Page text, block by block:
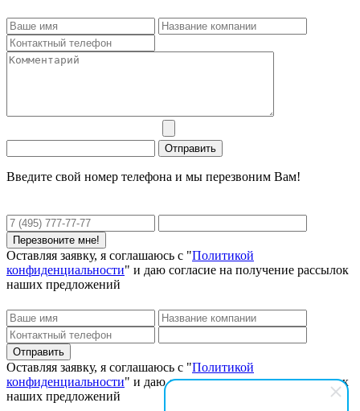
Введите свой номер телефона и мы перезвоним Вам!
Оставляя заявку, я соглашаюсь с "Политикой
конфиденциальности" и даю согласие на получение рассылок
наших предложений
Оставляя заявку, я соглашаюсь с "Политикой
конфиденциальности" и даю согласие на получение рассылок
наших предложений